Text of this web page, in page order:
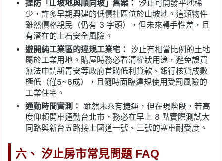
提防「山坡地與順向坡」舊案： 汐止可開發平地稀
少，許多早期興建的低價社區位於山坡地。這類物件
雖然價格親民（仍有 3 字頭），但未來轉手性差，且
有潛在的土石安全風險。
避開純工業區的違規工業宅： 汐止有相當比例的土地
屬於工業用地。購屋時務必看清權狀用途，避免誤買
無法申請新青安等政府首購低利貸款、銀行核貸成數
極低（僅5~6成），且隨時面臨違規使用受罰風險的
工業住宅。
通勤時間實測： 雖然未來有捷運，但在現階段，若高
度仰賴開車通勤台北市，務必在早上 8 點實際測試大
同路與新台五路接上國道一號、三號的塞車耐受度。
六、 汐止房市常見問題 FAQ